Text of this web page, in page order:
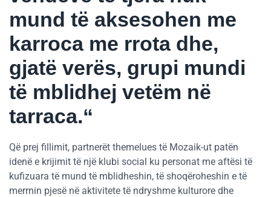
mund të aksesohen me
karroca me rrota dhe,
gjatë verës, grupi mundi
të mblidhej vetëm në
tarraca.“
Që prej fillimit, partnerët themelues të Mozaik-ut patën
idenë e krijimit të një klubi social ku personat me aftësi të
kufizuara të mund të mblidheshin, të shoqëroheshin e të
merrnin pjesë në aktivitete të ndryshme kulturore dhe